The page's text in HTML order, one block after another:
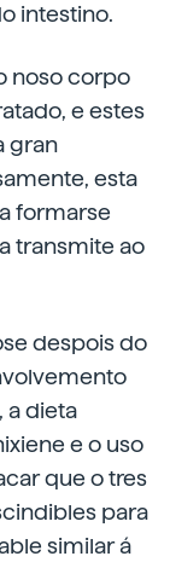
intestino.
noso corpo
e estes
gran
esta
formarse
transmite ao
despois do
a dieta
e o uso
que o tres
para
similar á